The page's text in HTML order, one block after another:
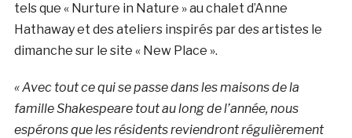
tels que « Nurture in Nature » au chalet d’Anne
Hathaway et des ateliers inspirés par des artistes le
dimanche sur le site « New Place ».
« Avec tout ce qui se passe dans les maisons de la
famille Shakespeare tout au long de l’année, nous
espérons que les résidents reviendront régulièrement